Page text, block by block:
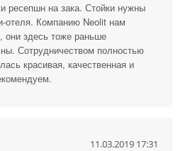
ресепшн на зака. Стойки нужны
отеля. Компанию Neolit нам
они здесь тоже раньше
Сотрудничеством полностью
красивая, качественная и
11.03.2019 17:31